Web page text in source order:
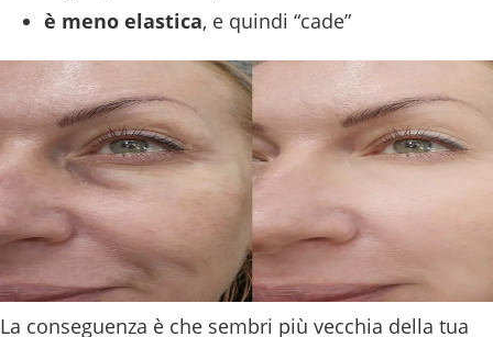
è meno elastica, e quindi “cade”
La conseguenza è che sembri più vecchia della tua